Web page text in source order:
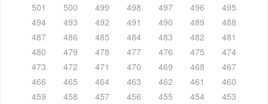
501
500 499 498 497 496
495
494
493 492 491 490 489
488
487
486 485 484 483 482
481
480
479 478 477 476 475
474
473
472 471 470 469 468
467
466
465 464 463 462 461
460
459
458 457 456 455 454
453